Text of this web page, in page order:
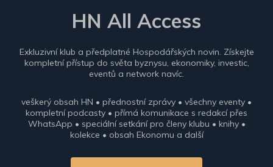
HN All Access
Exkluzivní klub a předplatné Hospodářských novin. Získejte
kompletní přístup do světa byznysu, ekonomiky, investic,
eventů a network navíc.
veškerý obsah HN • přednostní zprávy • všechny eventy •
kompletní podcasty • přímá komunikace s redakcí přes
WhatsApp • speciální setkání pro členy klubu • knihy •
kolekce • obsah Ekonomu a další